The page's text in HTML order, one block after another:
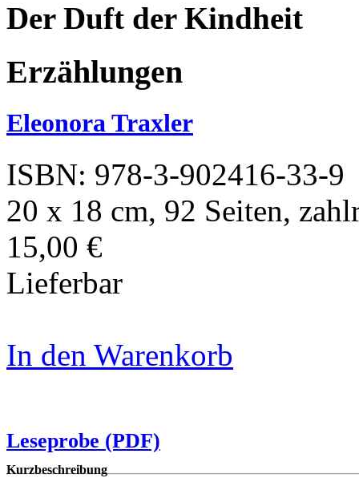
Der Duft der Kindheit
Erzählungen
Eleonora Traxler
ISBN: 978-3-902416-33-9
20 x 18 cm, 92 Seiten,
15,00 €
Lieferbar
In den Warenkorb
Leseprobe (PDF)
Kurzbeschreibung